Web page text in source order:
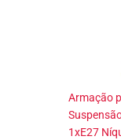
Armação
1xE27